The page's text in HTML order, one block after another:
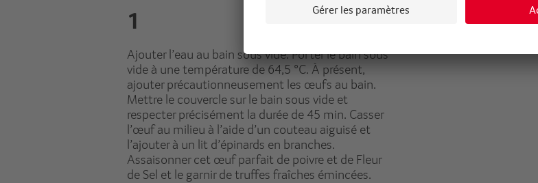
1
Ajouter l’eau au bain sous vide. Porter le bain sous
vide à une température de 64,5 °C. À présent,
ajouter précautionneusement les œufs au bain.
Mettre le couvercle sur le bain sous vide et
respecter précisément la durée de 45 min. Casser
l’œuf au milieu à l’aide d’un couteau aiguisé et
l’ajouter à un lit d’épinards en branches.
Assaisonner cet œuf parfait de poivre et de Fleur
de Sel et le garnir de truffes fraîches émincées.